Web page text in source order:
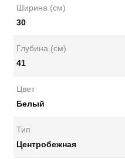
Ширина (см)
30
Глубина (см)
41
Цвет
Белый
Тип
Центробежная